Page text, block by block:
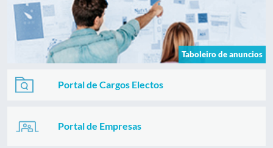
Taboleiro de anuncios
Portal de Cargos Electos
Portal de Empresas